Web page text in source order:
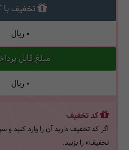
تخفیف با
0 ریال
مبلغ قابل
0 ریال
کد تخفیف
اگر کد تخفیف دارید آن را وارد کنید
تخفیف» را بزنید.